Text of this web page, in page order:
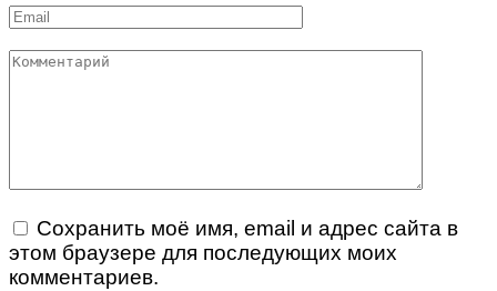
Email
Комментарий
Сохранить моё имя, email и адрес сайта в
этом браузере для последующих моих
комментариев.